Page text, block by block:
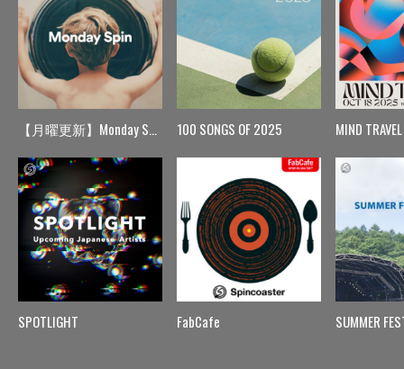
【月曜更新】Monday Spin
SPOTLIGHT
100 SONGS OF 2025
FabCafe
MIND TRAVEL
SUMMER